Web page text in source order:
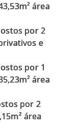
área
por 2
e
por 1
área
por 2
área